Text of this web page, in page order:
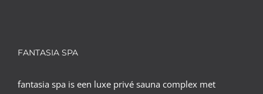
FANTASIA SPA
fantasia spa is een luxe privé sauna complex met